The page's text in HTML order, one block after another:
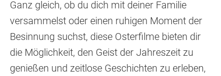
Ganz gleich, ob du dich mit deiner Familie
versammelst oder einen ruhigen Moment der
Besinnung suchst, diese Osterfilme bieten dir
die Möglichkeit, den Geist der Jahreszeit zu
genießen und zeitlose Geschichten zu erleben,